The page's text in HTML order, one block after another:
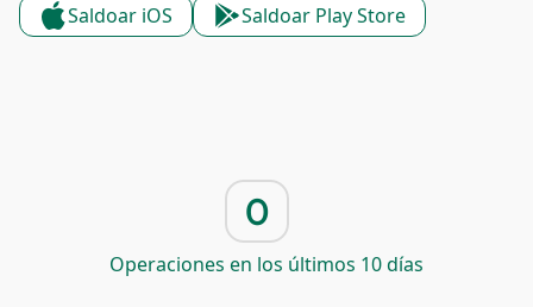
Saldoar iOS
Saldoar Play Store
0
Operaciones en los últimos 10 días